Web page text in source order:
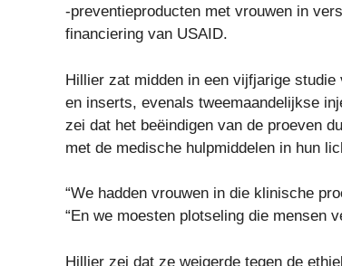
-preventieproducten met vrouwen in
financiering van USAID.
Hillier zat midden in een vijfjarige
en inserts, evenals tweemaandelijkse
zei dat het beëindigen van de proeven
met de medische hulpmiddelen in hun
“We hadden vrouwen in die klinische
“En we moesten plotseling die mensen
Hillier zei dat ze weigerde tegen de